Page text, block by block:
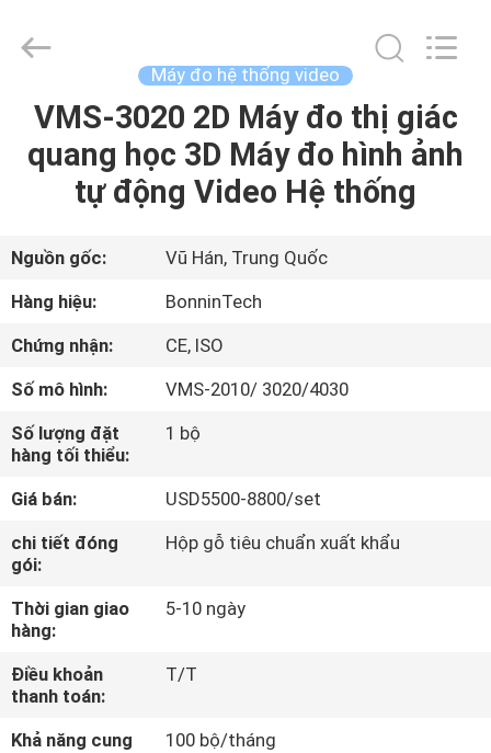
TRANG
CHỦ
SẢN
PHẨM
VỀ
CHÚNG
TÔI
THAM
QUAN
NHÀ
MÁY
nhà
cung
Wuhan
Developed
Máy đo hệ thống video
VMS-3020 2D Máy đo thị giác
quang học 3D Máy đo hình ảnh
tự động Video Hệ thống
Nguồn gốc:
Vũ Hán, Trung Quốc
Hàng hiệu:
BonninTech
Chứng nhận:
CE, ISO
Số mô hình:
VMS-2010/ 3020/4030
Số lượng đặt
hàng tối thiểu:
1 bộ
Giá bán:
USD5500-8800/set
chi tiết đóng
gói:
Hộp gỗ tiêu chuẩn xuất khẩu
Thời gian giao
hàng:
5-10 ngày
Điều khoản
thanh toán:
T/T
Khả năng cung
100 bộ/tháng